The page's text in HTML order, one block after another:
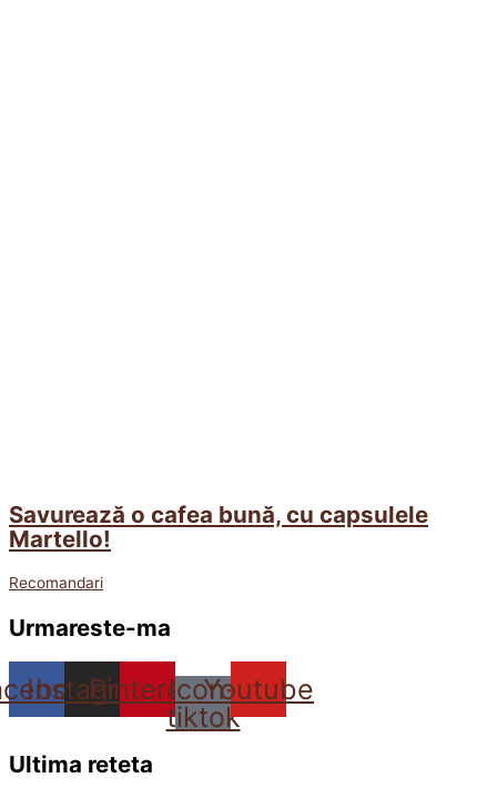
Savurează o cafea bună, cu capsulele
Martello!
Recomandari
Urmareste-ma
Instagram
Pinterest
Icon-
tiktok
Youtube
Ultima reteta